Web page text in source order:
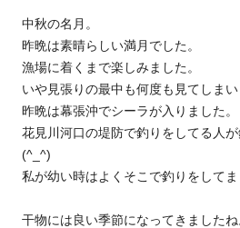
中秋の名月。
昨晩は素晴らしい満月でした。
漁場に着くまで楽しみました。
いや見張りの最中も何度も見てしま
昨晩は幕張沖でシーラが入りました。
花見川河口の堤防で釣りをしてる人
(^_^)
私が幼い時はよくそこで釣りをしてま
干物には良い季節になってきましたね